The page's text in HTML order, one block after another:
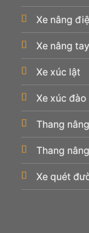
Xe nâng
Xe nâng
Xe xúc lật
Xe xúc đào
Thang
Thang
Xe quét